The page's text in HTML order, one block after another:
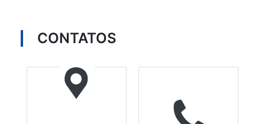
CONTATOS